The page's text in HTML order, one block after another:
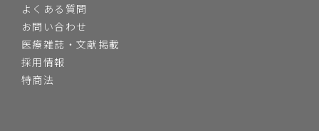
よくある質問
お問い合わせ
医療雑誌・文献掲載
採用情報
特商法